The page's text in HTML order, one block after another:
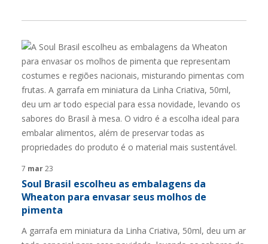
7 mar23
Soul Brasil escolheu as embalagens da
Wheaton para envasar seus molhos de
pimenta
A garrafa em miniatura da Linha Criativa, 50ml, deu um ar